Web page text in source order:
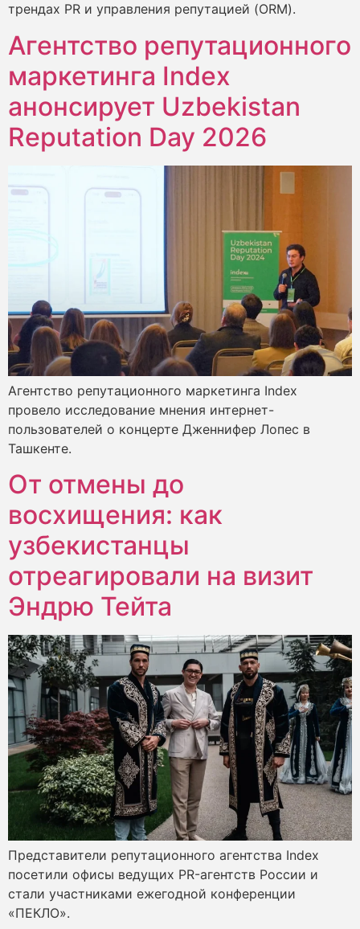
трендах PR и управления репутацией (ORM).
Агентство репутационного
маркетинга Index
анонсирует Uzbekistan
Reputation Day 2026
Агентство репутационного маркетинга Index
провело исследование мнения интернет-
пользователей о концерте Дженнифер Лопес в
Ташкенте.
От отмены до
восхищения: как
узбекистанцы
отреагировали на визит
Эндрю Тейта
Представители репутационного агентства Index
посетили офисы ведущих PR-агентств России и
стали участниками ежегодной конференции
«ПЕКЛО».